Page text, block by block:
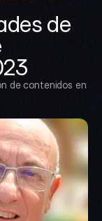
de
de contenidos en